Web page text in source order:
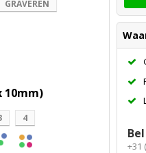
GRAVEREN
10mm)
4
+31